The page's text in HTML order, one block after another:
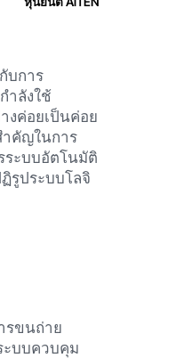
บการ
กำลังใช้
งค่อยเป็นค่อย
ำคัญในการ
ระบบอัตโนมัติ
รูประบบโลจิ
รขนถ่าย
ะบบควบคุม